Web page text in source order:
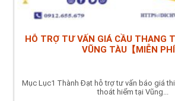
HỖ TRỢ TƯ VẤN GIÁ CẦU THANG
VŨNG TÀU【MIỄN PHÍ
Mục Lục1 Thành Đạt hỗ trợ tư vấn báo giá
thoát hiểm tại Vũng...